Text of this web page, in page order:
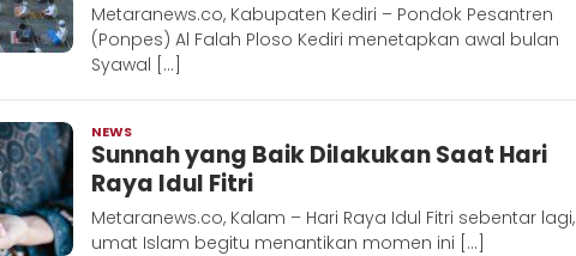
Metaranews.co, Kabupaten Kediri – Pondok Pesantren
(Ponpes) Al Falah Ploso Kediri menetapkan awal bulan
Syawal […]
NEWS
Metara
Sunnah yang Baik Dilakukan Saat Hari
Raya Idul Fitri
Metaranews.co, Kalam – Hari Raya Idul Fitri sebentar lagi,
umat Islam begitu menantikan momen ini […]